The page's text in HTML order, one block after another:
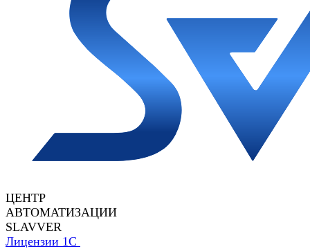
ЦЕНТР
АВТОМАТИЗАЦИИ
SLAVVER
Лицензии 1С